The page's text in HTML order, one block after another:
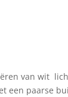
van wit
een paarse